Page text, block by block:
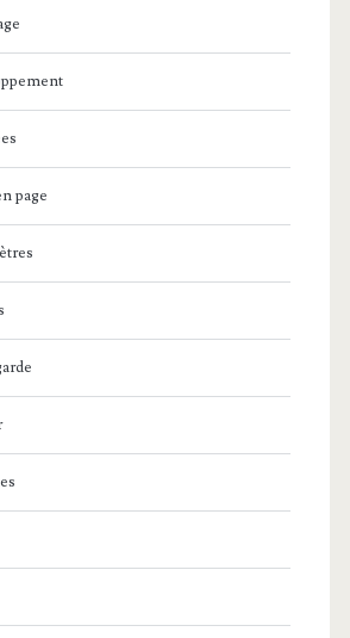
page